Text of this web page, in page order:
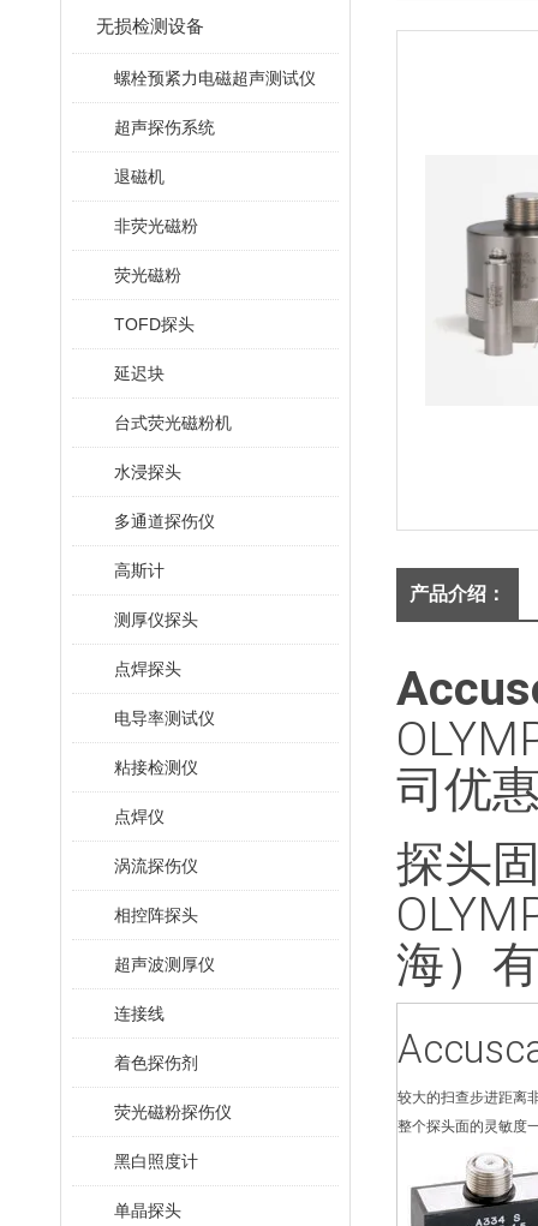
无损检测设备
螺栓预紧力电磁超声测试仪
超声探伤系统
退磁机
非荧光磁粉
荧光磁粉
TOFD探头
延迟块
台式荧光磁粉机
水浸探头
多通道探伤仪
高斯计
测厚仪探头
点焊探头
电导率测试仪
粘接检测仪
点焊仪
涡流探伤仪
相控阵探头
超声波测厚仪
连接线
着色探伤剂
荧光磁粉探伤仪
黑白照度计
单晶探头
产品介绍：
司优
探头
海）
较大的扫查步进距离
整个探头面的灵敏度